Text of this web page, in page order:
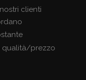
clienti
qualità/prezzo